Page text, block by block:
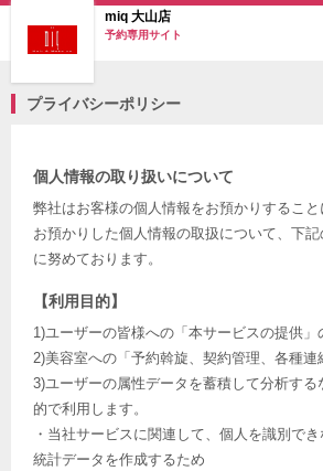
miq 大山店
予約専用サイト
プライバシーポリシー
個人情報の取り扱いについて
弊社はお客様の個人情報をお預かりするこ
お預かりした個人情報の取扱について、下
に努めております。
【利用目的】
1)ユーザーの皆様への「本サービスの提供」
2)美容室への「予約斡旋、契約管理、各種連
3)ユーザーの属性データを蓄積して分析する
的で利用します。
・当社サービスに関連して、個人を識別で
統計データを作成するため